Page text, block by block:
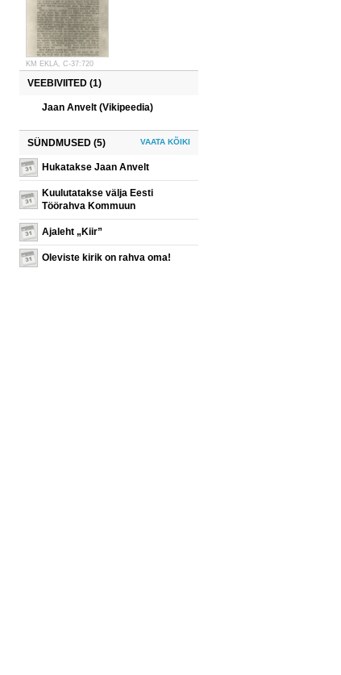
KM EKLA, C-37:720
VEEBIVIITED (1)
Jaan Anvelt (Vikipeedia)
SÜNDMUSED (5) VAATA KÕIKI
Hukatakse Jaan Anvelt
Kuulutatakse välja Eesti
Töörahva Kommuun
Ajaleht „Kiir”
Oleviste kirik on rahva oma!